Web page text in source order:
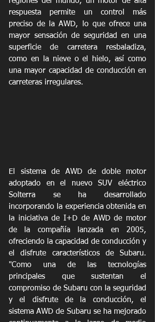
respuesta permite un control más
preciso de la AWD, lo que ofrece una
mayor sensación de seguridad en una
superficie de carretera resbaladiza,
como en la nieve o el hielo, así como
una mayor capacidad de conducción en
carreteras irregulares.
El sistema de AWD de doble motor
adoptado en el nuevo SUV eléctrico
Solterra se ha desarrollado
incorporando la experiencia obtenida en
la iniciativa de I+D de AWD de motor
de la compañía lanzada en 2005,
ofreciendo la capacidad de conducción y
el disfrute característicos de Subaru.
"Como una de las tecnologías
principales que sustentan el
compromiso de Subaru con la seguridad
y el disfrute de la conducción, el
sistema AWD de Subaru se ha mejorado